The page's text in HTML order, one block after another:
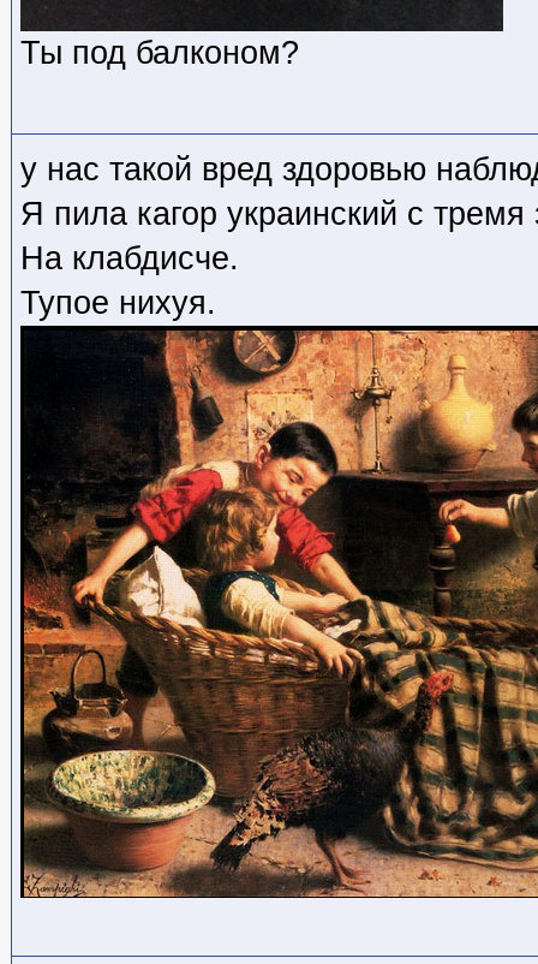
Ты под балконом?
у нас такой вред здоровью
Я пила кагор украинский с
На клабдисче.
Тупое нихуя.